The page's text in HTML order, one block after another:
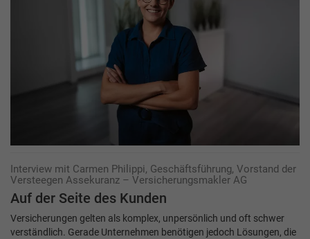
Interview mit Carmen Philippi, Geschäftsführung, Vorstand der
Versteegen Assekuranz – Versicherungsmakler AG
Auf der Seite des Kunden
Versicherungen gelten als komplex, unpersönlich und oft schwer
verständlich. Gerade Unternehmen benötigen jedoch Lösungen, die